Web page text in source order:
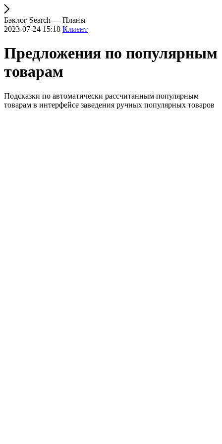
Бэклог Search — Планы
2023-07-24 15:18 Клиент
Предложения по популярным
товарам
Подсказки по автоматически рассчитанным популярным
товарам в интерфейсе заведения ручных популярных товаров